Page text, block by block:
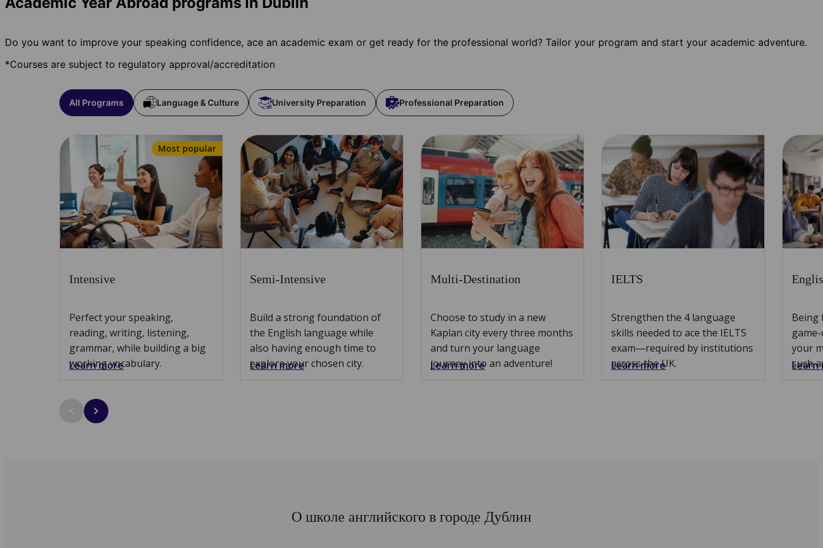
Do you want to improve your speaking confidence, ace an academic exam or get ready for the professional world? Tailor your program and start your academic adventure.
*Courses are subject to regulatory approval/accreditation
All Programs Language & Culture University Preparation Professional Preparation
Most popular
Intensive
Perfect your speaking,
reading, writing, listening,
grammar, while building a big
working vocabulary.
Learn more
Semi-Intensive
Build a strong foundation of
the English language while
also having enough time to
explore your chosen city.
Learn more
Multi-Destination
Choose to study in a new
Kaplan city every three months
and turn your language
journey into an adventure!
Learn more
IELTS
Strengthen the 4 language
skills needed to ace the IELTS
exam—required by institutions
across the UK.
Learn more
Being
your
such
Learn
О школе английского в городе Дублин